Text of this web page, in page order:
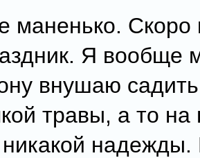
маненько.
Я вообще
внушаю
травы, а то на
никакой